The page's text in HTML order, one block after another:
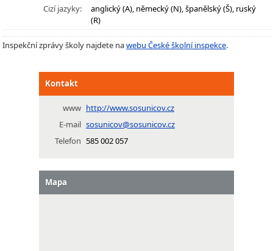
Cizí jazyky:
anglický (A), německý (N), španělský (Š), ruský
(R)
Inspekční zprávy školy najdete nawebu České školní inspekce.
Kontakt
www http://www.sosunicov.cz
E-mail sosunicov@sosunicov.cz
Telefon 585 002 057
Mapa